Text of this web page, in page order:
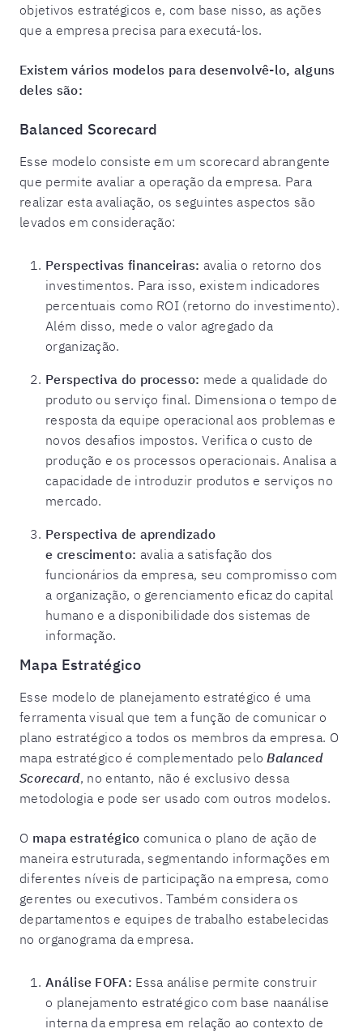
objetivos estratégicos e, com base nisso, as ações
que a empresa precisa para executá-los.
Existem vários modelos para desenvolvê-lo, alguns
deles são:
Balanced Scorecard
Esse modelo consiste em um scorecard abrangente
que permite avaliar a operação da empresa. Para
realizar esta avaliação, os seguintes aspectos são
levados em consideração:
Perspectivas financeiras: avalia o retorno dos
investimentos. Para isso, existem indicadores
percentuais como ROI (retorno do investimento).
Além disso, mede o valor agregado da
organização.
Perspectiva do processo: mede a qualidade do
produto ou serviço final. Dimensiona o tempo de
resposta da equipe operacional aos problemas e
novos desafios impostos. Verifica o custo de
produção e os processos operacionais. Analisa a
capacidade de introduzir produtos e serviços no
mercado.
Perspectiva de aprendizado
e crescimento: avalia a satisfação dos
funcionários da empresa, seu compromisso com
a organização, o gerenciamento eficaz do capital
humano e a disponibilidade dos sistemas de
informação.
Mapa Estratégico
Esse modelo de planejamento estratégico é uma
ferramenta visual que tem a função de comunicar o
plano estratégico a todos os membros da empresa. O
mapa estratégico é complementado peloBalanced
Scorecard, no entanto, não é exclusivo dessa
metodologia e pode ser usado com outros modelos.
O mapa estratégico comunica o plano de ação de
maneira estruturada, segmentando informações em
diferentes níveis de participação na empresa, como
gerentes ou executivos. Também considera os
departamentos e equipes de trabalho estabelecidas
no organograma da empresa.
Análise FOFA: Essa análise permite construir
o planejamento estratégico com base naanálise
interna da empresa em relação ao contexto de